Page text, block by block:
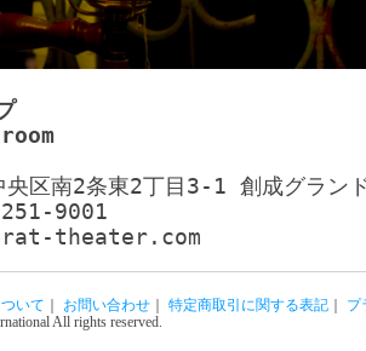
央区南2条東2丁目3-1 創成グラン
9001
theater.com
いて お問い合わせ 特定商取引に関する表記
プ
All rights reserved.